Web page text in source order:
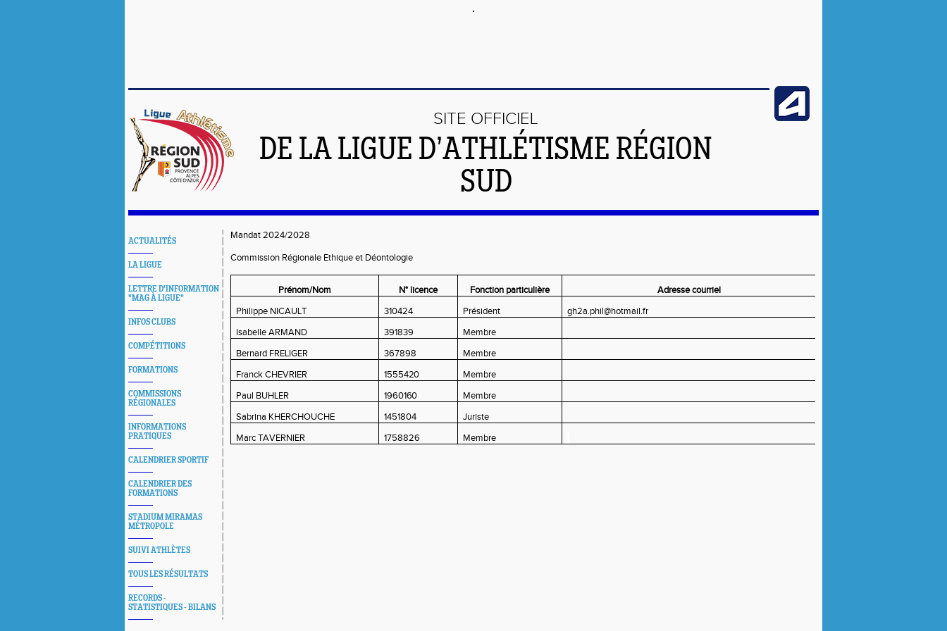
SITE OFFICIEL
DE LA LIGUE D’ATHLÉTISME RÉGION
SUD
ACTUALITÉS
LA LIGUE
LETTRE D'INFORMATION
"MAG À LIGUE"
INFOS CLUBS
COMPÉTITIONS
FORMATIONS
COMMISSIONS
RÉGIONALES
INFORMATIONS
PRATIQUES
CALENDRIER SPORTIF
CALENDRIER DES
FORMATIONS
STADIUM MIRAMAS
MÉTROPOLE
SUIVI ATHLÈTES
TOUS LES RÉSULTATS
RECORDS -
STATISTIQUES - BILANS
Mandat 2024/2028
Commission Régionale Ethique et Déontologie
Prénom/Nom N° licence Fonction particulière
Adresse courriel
Philippe NICAULT
310424 Président
gh2a.phil@hotmail.fr
Isabelle ARMAND
391839
Membre
Bernard FRELIGER
367898
Membre
Franck CHEVRIER
1555420
Membre
Paul BUHLER
1960160
Membre
Sabrina KHERCHOUCHE
1451804
Juriste
Marc TAVERNIER
1758826 Membre